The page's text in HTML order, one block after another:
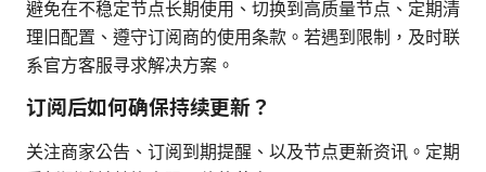
避免在不稳定节点长期使用、切换到高质量节点、定期清
理旧配置、遵守订阅商的使用条款。若遇到限制，及时联
系官方客服寻求解决方案。
订阅后如何确保持续更新？
关注商家公告、订阅到期提醒、以及节点更新资讯。定期